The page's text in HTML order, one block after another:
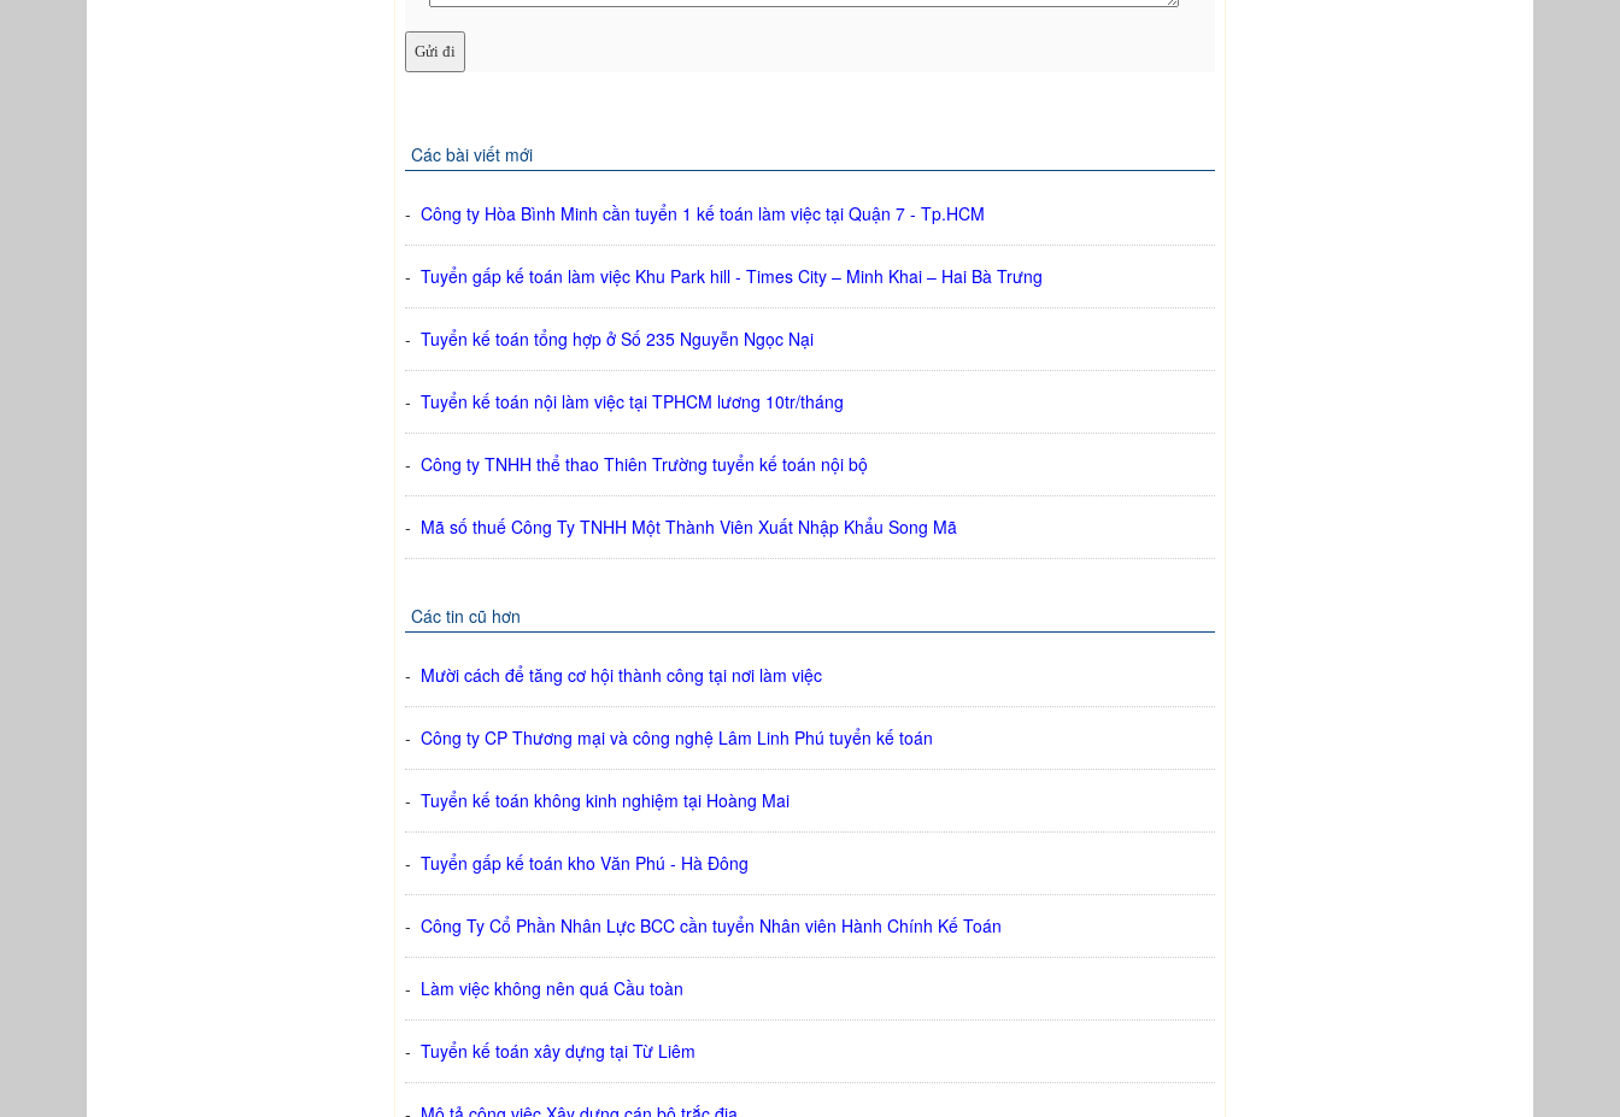
Các bài viết mới
- Công ty Hòa Bình Minh cần tuyển 1 kế toán làm việc tại Quận 7 - Tp.HCM
- Tuyển gấp kế toán làm việc Khu Park hill - Times City – Minh Khai – Hai Bà Trưng
- Tuyển kế toán tổng hợp ở Số 235 Nguyễn Ngọc Nại
- Tuyển kế toán nội làm việc tại TPHCM lương 10tr/tháng
- Công ty TNHH thể thao Thiên Trường tuyển kế toán nội bộ
- Mã số thuế Công Ty TNHH Một Thành Viên Xuất Nhập Khẩu Song Mã
Các tin cũ hơn
- Mười cách để tăng cơ hội thành công tại nơi làm việc
- Công ty CP Thương mại và công nghệ Lâm Linh Phú tuyển kế toán
- Tuyển kế toán không kinh nghiệm tại Hoàng Mai
- Tuyển gấp kế toán kho Văn Phú - Hà Đông
- Công Ty Cổ Phần Nhân Lực BCC cần tuyển Nhân viên Hành Chính Kế Toán
- Làm việc không nên quá Cầu toàn
- Tuyển kế toán xây dựng tại Từ Liêm